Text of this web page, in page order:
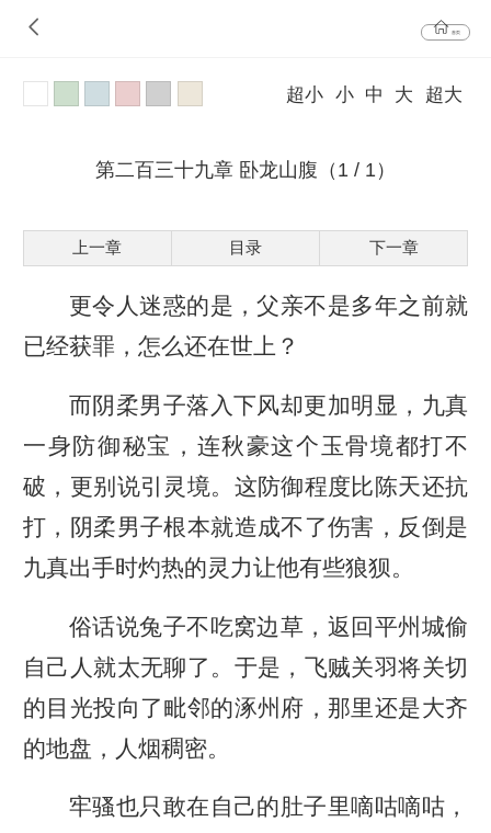
首页
超小 小 中 大 超大
第二百三十九章 卧龙山腹（1 / 1）
上一章 目录 下一章
更令人迷惑的是，父亲不是多年之前就
已经获罪，怎么还在世上？
而阴柔男子落入下风却更加明显，九真
一身防御秘宝，连秋豪这个玉骨境都打不
破，更别说引灵境。这防御程度比陈天还抗
打，阴柔男子根本就造成不了伤害，反倒是
九真出手时灼热的灵力让他有些狼狈。
俗话说兔子不吃窝边草，返回平州城偷
自己人就太无聊了。于是，飞贼关羽将关切
的目光投向了毗邻的涿州府，那里还是大齐
的地盘，人烟稠密。
牢骚也只敢在自己的肚子里嘀咕嘀咕，